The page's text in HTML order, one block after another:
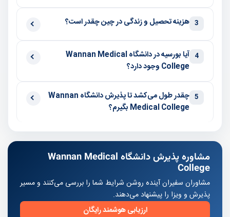
3 هزینه تحصیل و زندگی در چین چقدر است؟
4
آیا بورسیه در دانشگاه Wannan Medical
College وجود دارد؟
5
چقدر طول می‌کشد تا پذیرش دانشگاه Wannan
Medical College بگیرم؟
مشاوره پذیرش دانشگاه Wannan Medical
College
مشاوران سفیران آینده روشن شرایط شما را بررسی می‌کنند و مسیر
پذیرش و ویزا را پیشنهاد می‌دهند.
ارزیابی هوشمند رایگان